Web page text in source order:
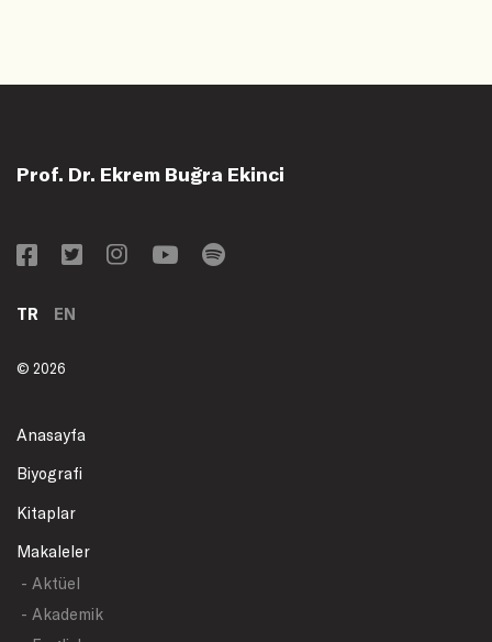
Prof. Dr. Ekrem Buğra Ekinci
TR EN
© 2026
Anasayfa
Biyografi
Kitaplar
Makaleler
- Aktüel
- Akademik